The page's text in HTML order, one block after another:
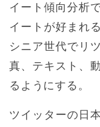
イート傾向分析
イートが好まれ
シニア世代でリ
真、テキスト、
るようにする。
ツイッターの日